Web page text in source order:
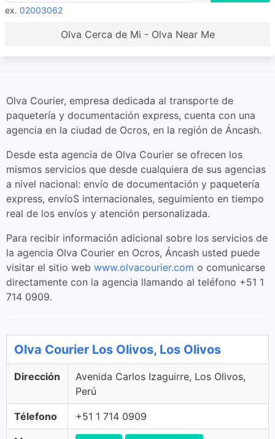
ex. 02003062
Olva Cerca de Mi - Olva Near Me
Olva Courier, empresa dedicada al transporte de
paquetería y documentación express, cuenta con una
agencia en la ciudad de Ocros, en la región de Áncash.
Desde esta agencia de Olva Courier se ofrecen los
mismos servicios que desde cualquiera de sus agencias
a nivel nacional: envío de documentación y paquetería
express, envíoS internacionales, seguimiento en tiempo
real de los envíos y atención personalizada.
Para recibir información adicional sobre los servicios de
la agencia Olva Courier en Ocros, Áncash usted puede
visitar el sitio web www.olvacourier.com o comunicarse
directamente con la agencia llamando al teléfono +51 1
714 0909.
Olva Courier Los Olivos, Los Olivos
Dirección
Avenida Carlos Izaguirre, Los Olivos,
Perú
Télefono +51 1 714 0909